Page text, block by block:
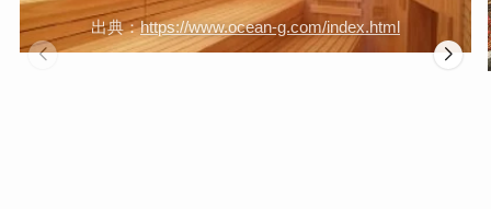
出典：https://www.ocean-g.com/index.html